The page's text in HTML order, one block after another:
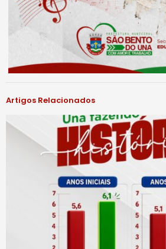
Artigos Relacionados